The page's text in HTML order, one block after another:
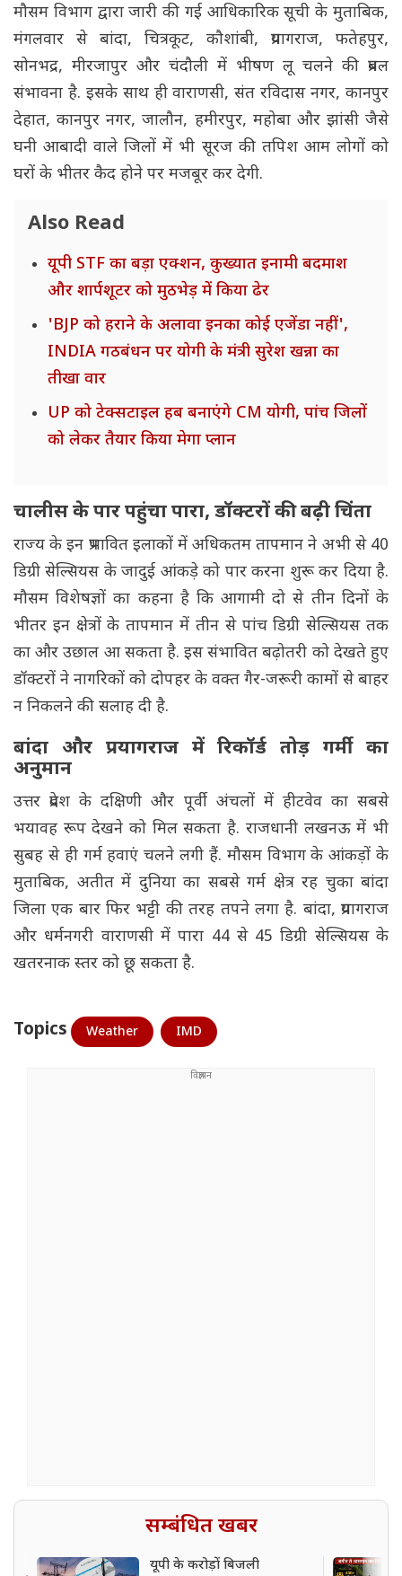
मौसम विभाग द्वारा जारी की गई आधिकारिक सूची के मुताबिक,
मंगलवार से बांदा, चित्रकूट, कौशांबी, प्रयागराज, फतेहपुर,
सोनभद्र, मीरजापुर और चंदौली में भीषण लू चलने की प्रबल
संभावना है. इसके साथ ही वाराणसी, संत रविदास नगर, कानपुर
देहात, कानपुर नगर, जालौन, हमीरपुर, महोबा और झांसी जैसे
घनी आबादी वाले जिलों में भी सूरज की तपिश आम लोगों को
घरों के भीतर कैद होने पर मजबूर कर देगी.
Also Read
यूपी STF का बड़ा एक्शन, कुख्यात इनामी बदमाश
और शार्पशूटर को मुठभेड़ में किया ढेर
'BJP को हराने के अलावा इनका कोई एजेंडा नहीं',
INDIA गठबंधन पर योगी के मंत्री सुरेश खन्ना का
तीखा वार
UP को टेक्सटाइल हब बनाएंगे CM योगी, पांच जिलों
को लेकर तैयार किया मेगा प्लान
चालीस के पार पहुंचा पारा, डॉक्टरों की बढ़ी चिंता
राज्य के इन प्रभावित इलाकों में अधिकतम तापमान ने अभी से 40
डिग्री सेल्सियस के जादुई आंकड़े को पार करना शुरू कर दिया है.
मौसम विशेषज्ञों का कहना है कि आगामी दो से तीन दिनों के
भीतर इन क्षेत्रों के तापमान में तीन से पांच डिग्री सेल्सियस तक
का और उछाल आ सकता है. इस संभावित बढ़ोतरी को देखते हुए
डॉक्टरों ने नागरिकों को दोपहर के वक्त गैर-जरूरी कामों से बाहर
न निकलने की सलाह दी है.
बांदा और प्रयागराज में रिकॉर्ड तोड़ गर्मी का
अनुमान
उत्तर प्रदेश के दक्षिणी और पूर्वी अंचलों में हीटवेव का सबसे
भयावह रूप देखने को मिल सकता है. राजधानी लखनऊ में भी
सुबह से ही गर्म हवाएं चलने लगी हैं. मौसम विभाग के आंकड़ों के
मुताबिक, अतीत में दुनिया का सबसे गर्म क्षेत्र रह चुका बांदा
जिला एक बार फिर भट्टी की तरह तपने लगा है. बांदा, प्रयागराज
और धर्मनगरी वाराणसी में पारा 44 से 45 डिग्री सेल्सियस के
खतरनाक स्तर को छू सकता है.
Topics Weather IMD
सम्बंधित खबर
यूपी के करोड़ों बिजली